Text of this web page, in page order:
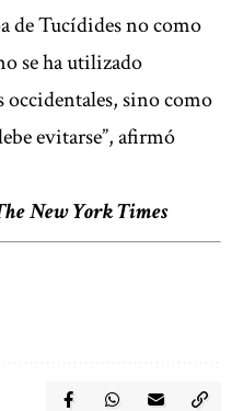
de Tucídides no como
se ha utilizado
sino como
evitarse”, afirmó
New York Times